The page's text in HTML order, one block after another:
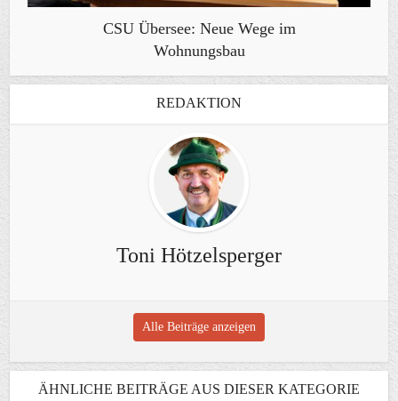
CSU Übersee: Neue Wege im
Wohnungsbau
REDAKTION
Toni Hötzelsperger
Alle Beiträge anzeigen
ÄHNLICHE BEITRÄGE AUS DIESER KATEGORIE